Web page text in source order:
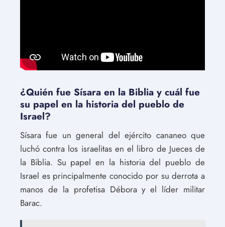
¿Quién fue Sísara en la Biblia y cuál fue
su papel en la historia del pueblo de
Israel?
Sísara fue un general del ejército cananeo que
luchó contra los israelitas en el libro de Jueces de
la Biblia. Su papel en la historia del pueblo de
Israel es principalmente conocido por su derrota a
manos de la profetisa Débora y el líder militar
Barac.